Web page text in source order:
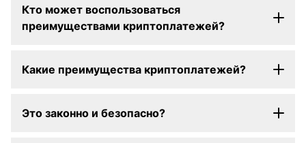
Кто может воспользоваться
преимуществами криптоплатежей?
Какие преимущества криптоплатежей?
Это законно и безопасно?